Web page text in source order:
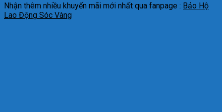
Nhận thêm nhiều khuyến mãi mới nhất qua fanpage : Bảo Hộ
Lao Động Sóc Vàng